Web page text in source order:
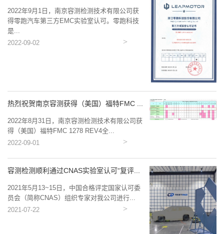
2022年9月1日，南京容测检测技术有限公司获
得零跑汽车第三方EMC实验室认可。零跑科技
是...
2022-09-02
热烈祝贺南京容测获得（美国）福特FMC ...
2022年8月31日，南京容测检测技术有限公司获
得（美国）福特FMC 1278 REV4全...
2022-09-01
容测检测顺利通过CNAS实验室认可“复评...
2021年5月13~15日，中国合格评定国家认可委
员会（简称CNAS）组织专家对我公司进行...
2021-07-22